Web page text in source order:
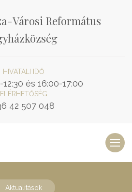
Városi Református
HIVATALI IDŐ
és 16:00-17:00
ELÉRHETŐSÉG
42 507 048
Aktualitások